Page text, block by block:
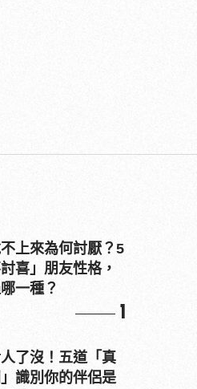
上來為何討厭？5
喜」朋友性格，
一種？
1
了沒！五道「真
識別你的伴侶是